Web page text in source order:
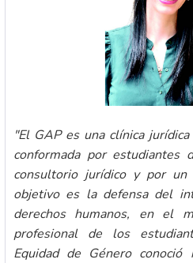
"El GAP es una clínica
conformada por
consultorio jurídico y por un
objetivo es la defensa del
derechos humanos, en el
profesional de los
Equidad de Género